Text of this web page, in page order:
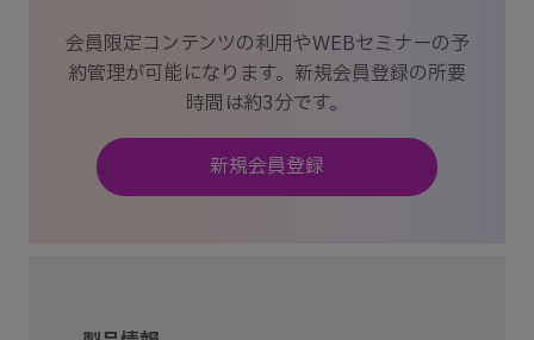
会員限定コンテンツの利用やWEBセミナーの予
約管理が可能になります。新規会員登録の所要
時間は約3分です。
新規会員登録